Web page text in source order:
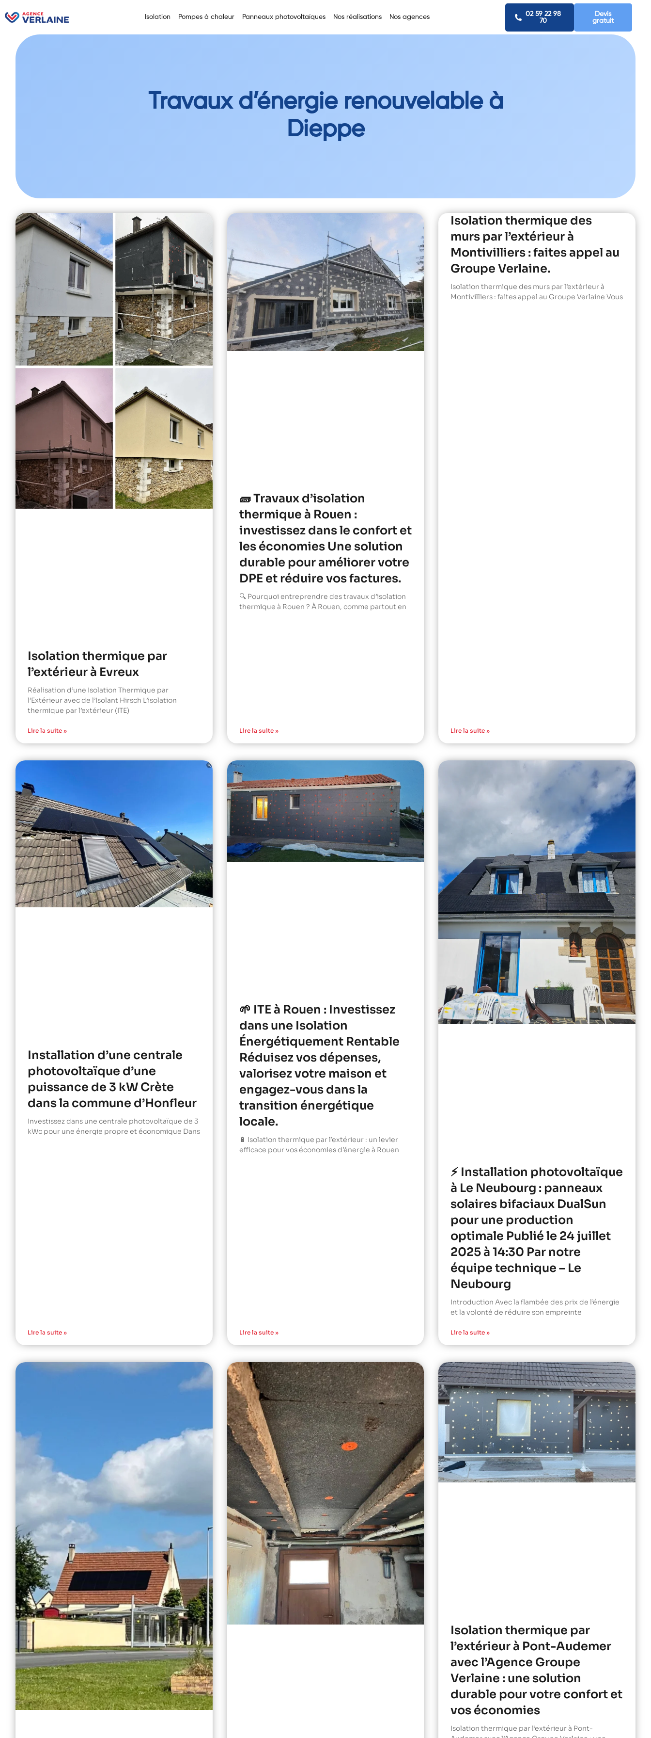
Isolation Pompes à chaleur Panneaux photovoltaïques Nos réalisations Nos agences
02 59 22 98
70
Devis
gratuit
Travaux d’énergie renouvelable à
Dieppe
Isolation thermique par
l’extérieur à Evreux
Réalisation d’une Isolation Thermique par
l’Extérieur avec de l’Isolant Hirsch L’isolation
thermique par l’extérieur (ITE)
Lire la suite »
🧱 Travaux d’isolation
thermique à Rouen :
investissez dans le confort et
les économies Une solution
durable pour améliorer votre
DPE et réduire vos factures.
🔍 Pourquoi entreprendre des travaux d’isolation
thermique à Rouen ? À Rouen, comme partout en
Lire la suite »
Isolation thermique des
murs par l’extérieur à
Montivilliers : faites appel au
Groupe Verlaine.
Isolation thermique des murs par l’extérieur à
Montivilliers : faites appel au Groupe Verlaine Vous
Lire la suite »
Installation d’une centrale
photovoltaïque d’une
puissance de 3 kW Crète
dans la commune d’Honfleur
Investissez dans une centrale photovoltaïque de 3
kWc pour une énergie propre et économique Dans
Lire la suite »
🌱 ITE à Rouen : Investissez
dans une Isolation
Énergétiquement Rentable
Réduisez vos dépenses,
valorisez votre maison et
engagez-vous dans la
transition énergétique
locale.
🔋 Isolation thermique par l’extérieur : un levier
efficace pour vos économies d’énergie à Rouen
Lire la suite »
⚡ Installation photovoltaïque
à Le Neubourg : panneaux
solaires bifaciaux DualSun
pour une production
optimale Publié le 24 juillet
2025 à 14:30 Par notre
équipe technique – Le
Neubourg
Introduction Avec la flambée des prix de l’énergie
et la volonté de réduire son empreinte
Lire la suite »
Isolation thermique par
l’extérieur à Pont-Audemer
avec l’Agence Groupe
Verlaine : une solution
durable pour votre confort et
vos économies
Isolation thermique par l’extérieur à Pont-